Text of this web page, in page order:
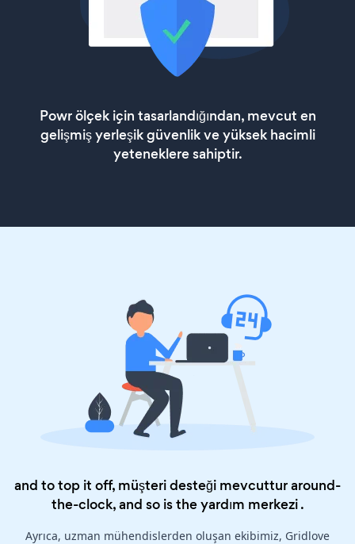
Powr ölçek için tasarlandığından, mevcut en
gelişmiş yerleşik güvenlik ve yüksek hacimli
yeteneklere sahiptir.
and to top it off, müşteri desteği mevcuttur around-
the-clock, and so is theyardım merkezi.
Ayrıca, uzman mühendislerden oluşan ekibimiz, Gridlove